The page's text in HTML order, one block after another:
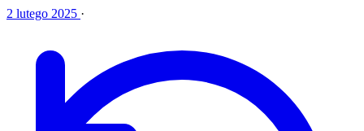
2 lutego 2025 ·